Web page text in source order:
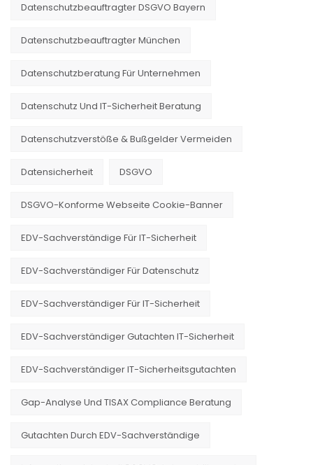
Datenschutzbeauftragter DSGVO Bayern
Datenschutzbeauftragter München
Datenschutzberatung Für Unternehmen
Datenschutz Und IT-Sicherheit Beratung
Datenschutzverstöße & Bußgelder Vermeiden
Datensicherheit DSGVO
DSGVO-Konforme Webseite Cookie-Banner
EDV-Sachverständige Für IT-Sicherheit
EDV-Sachverständiger Für Datenschutz
EDV-Sachverständiger Für IT-Sicherheit
EDV-Sachverständiger Gutachten IT-Sicherheit
EDV-Sachverständiger IT-Sicherheitsgutachten
Gap-Analyse Und TISAX Compliance Beratung
Gutachten Durch EDV-Sachverständige